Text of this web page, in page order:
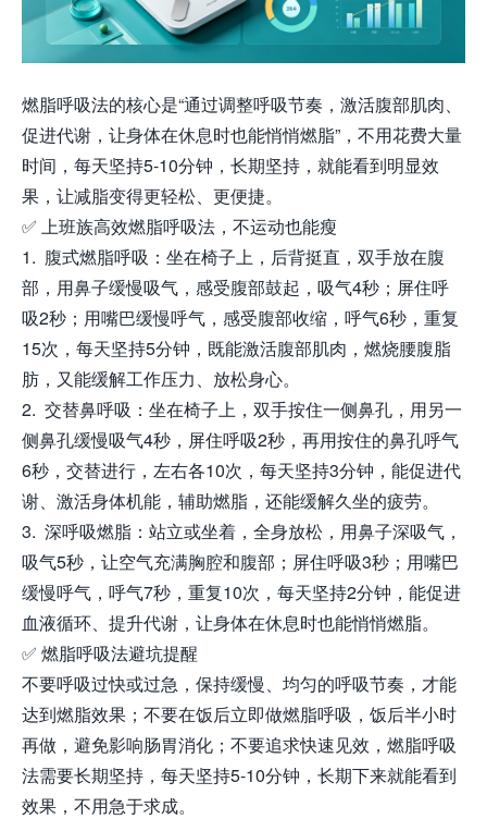
燃脂呼吸法的核心是“通过调整呼吸节奏，激活腹部肌肉、
促进代谢，让身体在休息时也能悄悄燃脂”，不用花费大量
时间，每天坚持5-10分钟，长期坚持，就能看到明显效
果，让减脂变得更轻松、更便捷。
✅ 上班族高效燃脂呼吸法，不运动也能瘦
1. 腹式燃脂呼吸：坐在椅子上，后背挺直，双手放在腹
部，用鼻子缓慢吸气，感受腹部鼓起，吸气4秒；屏住呼
吸2秒；用嘴巴缓慢呼气，感受腹部收缩，呼气6秒，重复
15次，每天坚持5分钟，既能激活腹部肌肉，燃烧腰腹脂
肪，又能缓解工作压力、放松身心。
2. 交替鼻呼吸：坐在椅子上，双手按住一侧鼻孔，用另一
侧鼻孔缓慢吸气4秒，屏住呼吸2秒，再用按住的鼻孔呼气
6秒，交替进行，左右各10次，每天坚持3分钟，能促进代
谢、激活身体机能，辅助燃脂，还能缓解久坐的疲劳。
3. 深呼吸燃脂：站立或坐着，全身放松，用鼻子深吸气，
吸气5秒，让空气充满胸腔和腹部；屏住呼吸3秒；用嘴巴
缓慢呼气，呼气7秒，重复10次，每天坚持2分钟，能促进
血液循环、提升代谢，让身体在休息时也能悄悄燃脂。
✅ 燃脂呼吸法避坑提醒
不要呼吸过快或过急，保持缓慢、均匀的呼吸节奏，才能
达到燃脂效果；不要在饭后立即做燃脂呼吸，饭后半小时
再做，避免影响肠胃消化；不要追求快速见效，燃脂呼吸
法需要长期坚持，每天坚持5-10分钟，长期下来就能看到
效果，不用急于求成。